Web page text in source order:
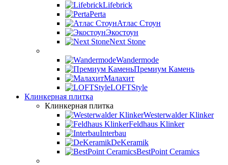
Lifebrick
Perta
Атлас Стоун
Экостоун
Next Stone
Wandermode
Премиум Камень
Малахит
LOFTStyle
Клинкерная плитка
Клинкерная плитка
Westerwalder Klinker
Feldhaus Klinker
Interbau
DeKeramik
BestPoint Ceramics